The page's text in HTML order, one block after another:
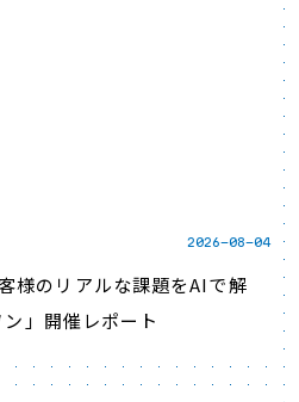
2026-08-04
様のリアルな課題をAIで解
」開催レポート